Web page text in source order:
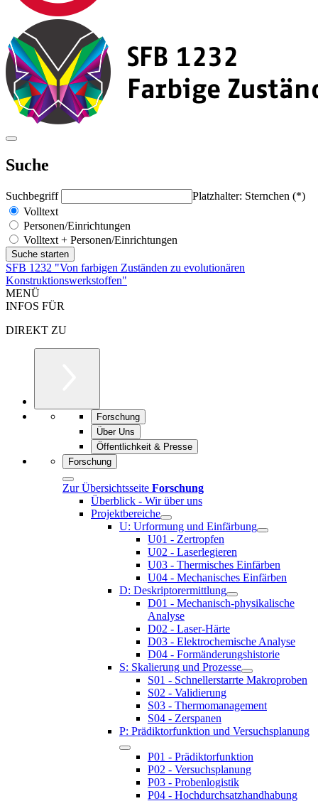
Suche
Suchbegriff
Platzhalter: Sternchen (*)
Volltext
Personen/Einrichtungen
Volltext + Personen/Einrichtungen
SFB 1232 "Von farbigen Zuständen zu evolutionären
Konstruktionswerkstoffen"
MENÜ
INFOS FÜR
DIREKT ZU
Forschung
Über Uns
Öffentlichkeit & Presse
Forschung
Zur Übersichtsseite Forschung
Überblick - Wir über uns
Projektbereiche
U: Urformung und Einfärbung
U01 - Zertropfen
U02 - Laserlegieren
U03 - Thermisches Einfärben
U04 - Mechanisches Einfärben
D: Deskriptorermittlung
D01 - Mechanisch-physikalische
Analyse
D02 - Laser-Härte
D03 - Elektrochemische Analyse
D04 - Formänderungshistorie
S: Skalierung und Prozesse
S01 - Schnellerstarrte Makroproben
S02 - Validierung
S03 - Thermomanagement
S04 - Zerspanen
P: Prädiktorfunktion und Versuchsplanung
P01 - Prädiktorfunktion
P02 - Versuchsplanung
P03 - Probenlogistik
P04 - Hochdurchsatzhandhabung